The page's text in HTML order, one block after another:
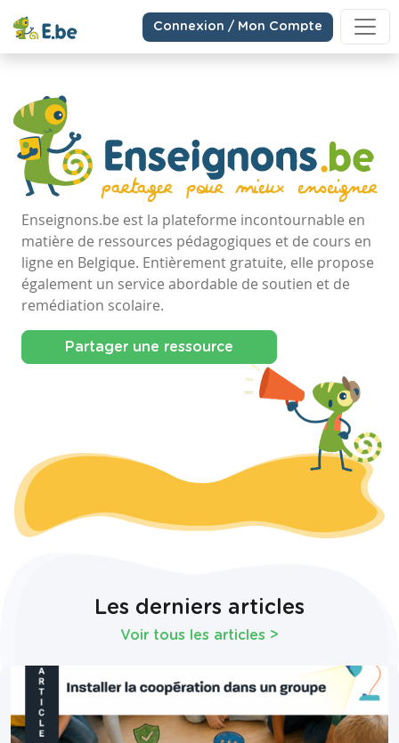
Connexion / Mon Compte
Enseignons.be est la plateforme incontournable en
matière de ressources pédagogiques et de cours en
ligne en Belgique. Entièrement gratuite, elle propose
également un service abordable de soutien et de
remédiation scolaire.
Partager une ressource
Les derniers articles
Voir tous les articles >